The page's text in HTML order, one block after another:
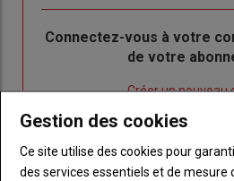
Body
Connectez-vous à votre
de votre
Lien
"Créer
un
nouveau
compte"
Créer un nouveau
Lien
"Réinitialiser
votre
mot
Réinitialiser votre
Lien
"Je
Je me
Gestion des cookies
Ce site utilise des cookies pour
des services essentiels et de mesure